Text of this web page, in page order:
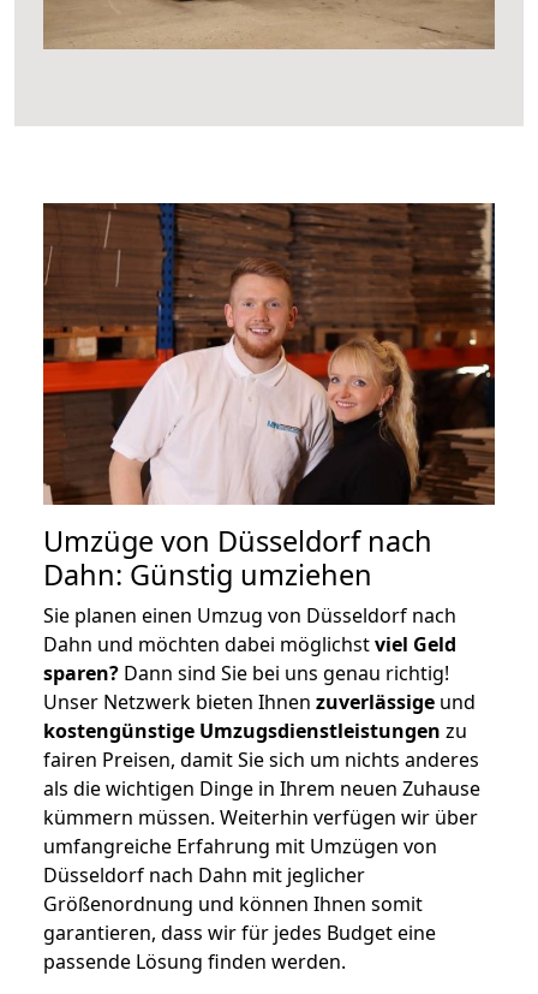
Umzüge von Düsseldorf nach
Dahn: Günstig umziehen
Sie planen einen Umzug von Düsseldorf nach
Dahn und möchten dabei möglichstviel Geld
sparen? Dann sind Sie bei uns genau richtig!
Unser Netzwerk bieten Ihnen zuverlässige und
kostengünstige Umzugsdienstleistungen zu
fairen Preisen, damit Sie sich um nichts anderes
als die wichtigen Dinge in Ihrem neuen Zuhause
kümmern müssen. Weiterhin verfügen wir über
umfangreiche Erfahrung mit Umzügen von
Düsseldorf nach Dahn mit jeglicher
Größenordnung und können Ihnen somit
garantieren, dass wir für jedes Budget eine
passende Lösung finden werden.